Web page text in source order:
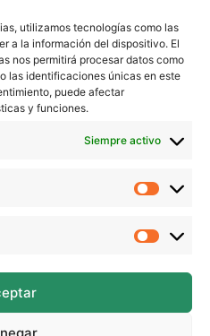
utilizamos tecnologías como las
a la información del dispositivo. El
nos permitirá procesar datos como
las identificaciones únicas en este
puede afectar
y funciones.
Siempre activo
los puedes ver en
en:
beekrafty/
beekrafty.es/
Beekrafty_es
music-for-videos